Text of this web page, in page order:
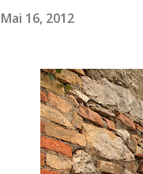
Mai 16, 2012